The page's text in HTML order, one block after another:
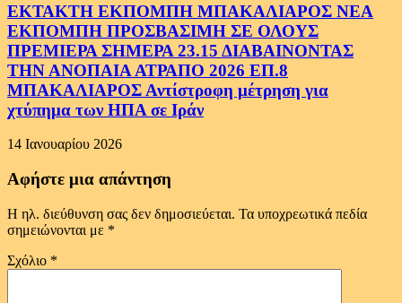
ΕΚΤΑΚΤΗ ΕΚΠΟΜΠΗ ΜΠΑΚΑΛΙΑΡΟΣ ΝΕΑ
ΕΚΠΟΜΠΗ ΠΡΟΣΒΑΣΙΜΗ ΣΕ ΟΛΟΥΣ
ΠΡΕΜΙΕΡΑ ΣΗΜΕΡΑ 23.15 ΔΙΑΒΑΙΝΟΝΤΑΣ
ΤΗΝ ΑΝΟΠΑΙΑ ΑΤΡΑΠΟ 2026 ΕΠ.8
ΜΠΑΚΑΛΙΑΡΟΣ Αντίστροφη μέτρηση για
χτύπημα των ΗΠΑ σε Ιράν
14 Ιανουαρίου 2026
Αφήστε μια απάντηση
Η ηλ. διεύθυνση σας δεν δημοσιεύεται. Τα υποχρεωτικά πεδία
σημειώνονται με *
Σχόλιο *